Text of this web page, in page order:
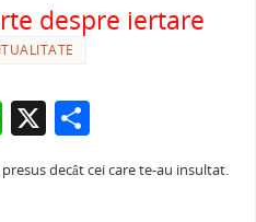
despre iertare
W
at
X P
ar
ta
decât cei care te-au insultat.